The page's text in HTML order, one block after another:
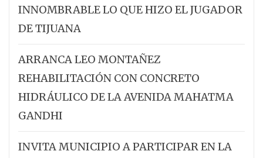
INNOMBRABLE LO QUE HIZO EL JUGADOR
DE TIJUANA
ARRANCA LEO MONTAÑEZ
REHABILITACIÓN CON CONCRETO
HIDRÁULICO DE LA AVENIDA MAHATMA
GANDHI
INVITA MUNICIPIO A PARTICIPAR EN LA